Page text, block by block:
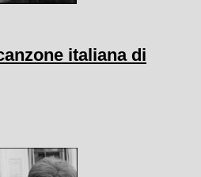
italiana di